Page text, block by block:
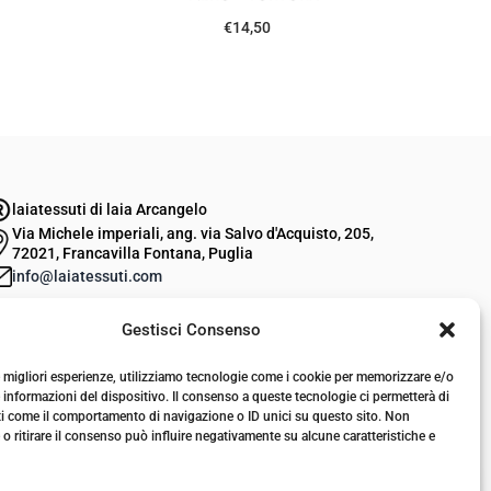
Gestisci Consenso
migliori esperienze, utilizziamo tecnologie come i cookie per memorizzare e/o
informazioni del dispositivo. Il consenso a queste tecnologie ci permetterà di
come il comportamento di navigazione o ID unici su questo sito. Non
ritirare il consenso può influire negativamente su alcune caratteristiche e
€14,50
laiatessuti di laia Arcangelo
Via Michele imperiali, ang. via Salvo d'Acquisto, 205,
72021, Francavilla Fontana, Puglia
info@laiatessuti.com
P.IVA 02486100742